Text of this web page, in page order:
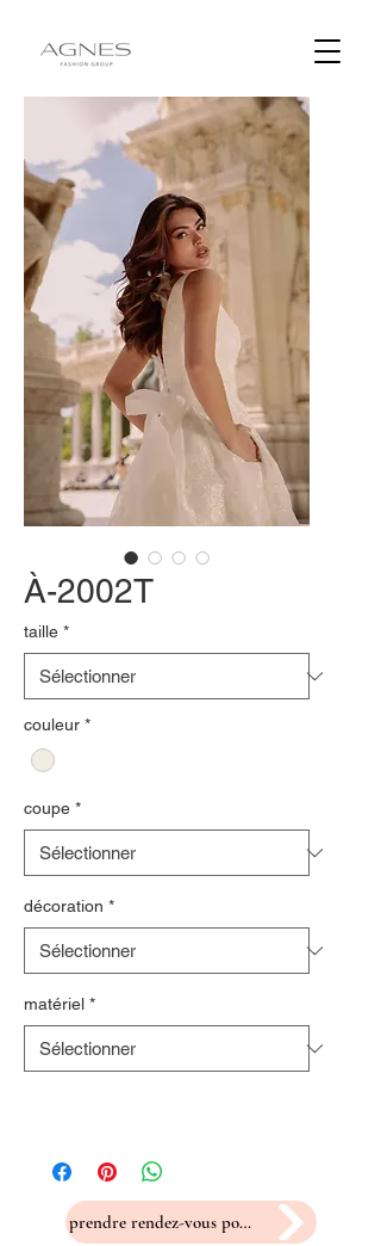
À-2002T
taille *
couleur *
coupe *
décoration *
matériel *
prendre rendez-vous pour un essayage